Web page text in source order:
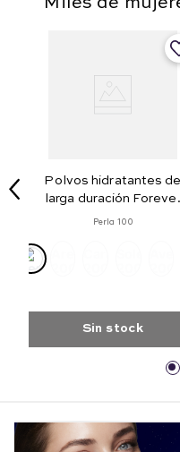
Miles de
Polvos hidratantes de
larga duración Forever
Hydra 36H
Perla 100
Sin stock